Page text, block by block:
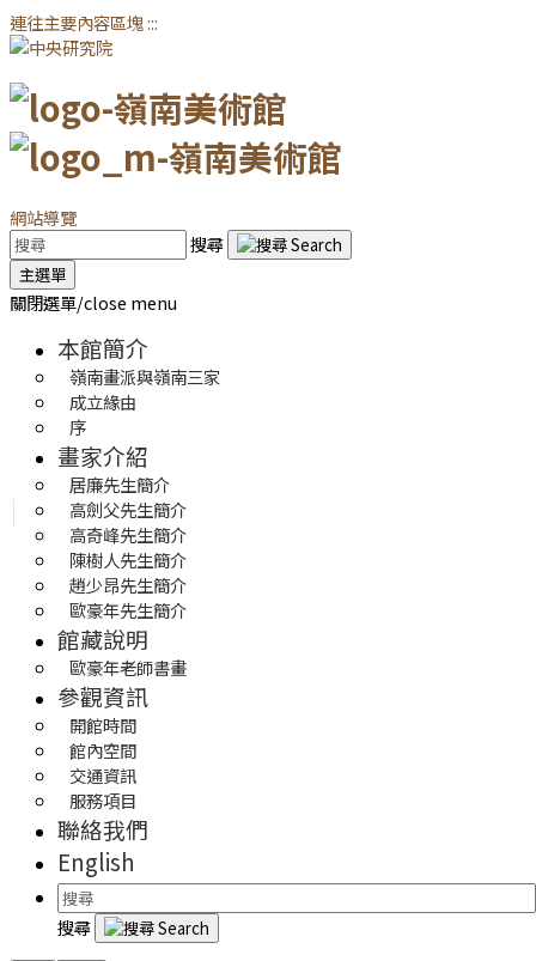
連往主要內容區塊:::
網站導覽
搜尋
主選單
關閉選單/close menu
本館簡介
嶺南畫派與嶺南三家
成立緣由
序
畫家介紹
居廉先生簡介
高劍父先生簡介
高奇峰先生簡介
陳樹人先生簡介
趙少昂先生簡介
歐豪年先生簡介
館藏說明
歐豪年老師書畫
參觀資訊
開館時間
館內空間
交通資訊
服務項目
聯絡我們
English
搜尋